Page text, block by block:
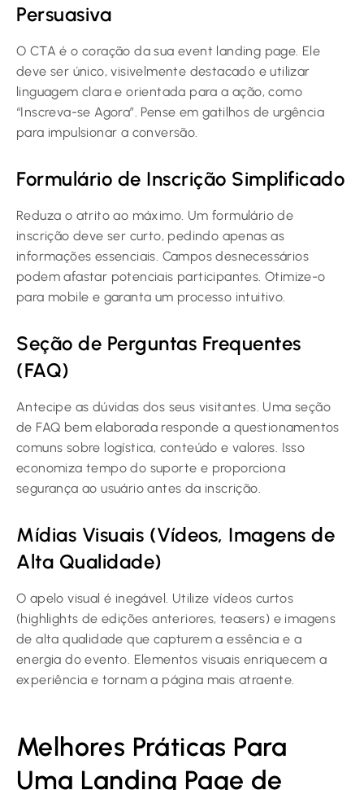
Persuasiva
O CTA é o coração da sua event landing page. Ele
deve ser único, visivelmente destacado e utilizar
linguagem clara e orientada para a ação, como
“Inscreva-se Agora”. Pense em gatilhos de urgência
para impulsionar a conversão.
Formulário de Inscrição Simplificado
Reduza o atrito ao máximo. Um formulário de
inscrição deve ser curto, pedindo apenas as
informações essenciais. Campos desnecessários
podem afastar potenciais participantes. Otimize-o
para mobile e garanta um processo intuitivo.
Seção de Perguntas Frequentes
(FAQ)
Antecipe as dúvidas dos seus visitantes. Uma seção
de FAQ bem elaborada responde a questionamentos
comuns sobre logística, conteúdo e valores. Isso
economiza tempo do suporte e proporciona
segurança ao usuário antes da inscrição.
Mídias Visuais (Vídeos, Imagens de
Alta Qualidade)
O apelo visual é inegável. Utilize vídeos curtos
(highlights de edições anteriores, teasers) e imagens
de alta qualidade que capturem a essência e a
energia do evento. Elementos visuais enriquecem a
experiência e tornam a página mais atraente.
Melhores Práticas Para
Uma Landing Page de